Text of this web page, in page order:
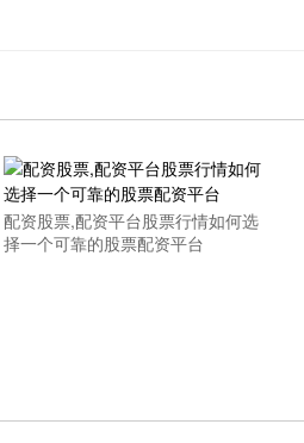
配资股票,配资平台股票行情如何选
择一个可靠的股票配资平台